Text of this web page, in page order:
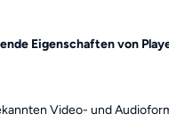
Eigenschaften von
Video- und